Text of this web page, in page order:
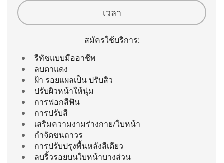
เวลา
สมัครใช้บริการ:
รีทัชแบบมืออาชีพ
ลบตาแดง
ฝ้า รอยแผลเป็น ปรับสิว
ปรับผิวหน้าให้นุ่ม
การฟอกสีฟัน
การปรับสี
เสริมความงามร่างกาย/ใบหน้า
กำจัดขนถาวร
การปรับปรุงพื้นหลังสีเดียว
ลบริ้วรอยบนใบหน้าบางส่วน